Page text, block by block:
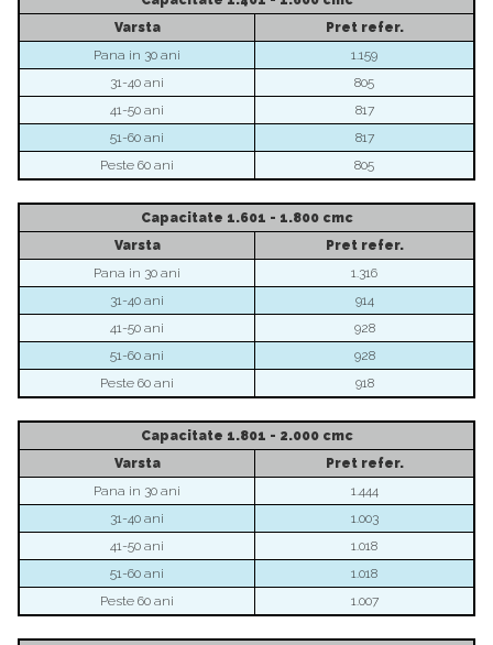
Varsta
Pret refer.
Pana in 30 ani
1.159
31-40 ani
805
41-50 ani
817
51-60 ani
817
Peste 60 ani
805
Capacitate 1.601 - 1.800 cmc
Varsta
Pret refer.
Pana in 30 ani
1.316
31-40 ani
914
41-50 ani
928
51-60 ani
928
Peste 60 ani
918
Capacitate 1.801 - 2.000 cmc
Varsta
Pret refer.
Pana in 30 ani
1.444
31-40 ani
1.003
41-50 ani
1.018
51-60 ani
1.018
Peste 60 ani
1.007